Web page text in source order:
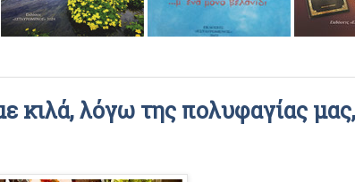
ΒΙΝΤΕΟ
κιλά, λόγω της πολυφαγίας μας,